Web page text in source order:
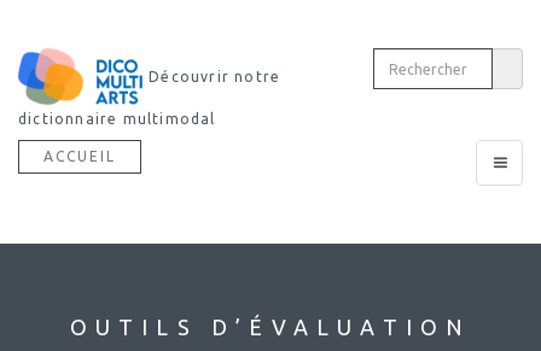
Découvrir notre
dictionnaire multimodal
Toggle
ACCUEIL
OUTILS D’ÉVALUATION